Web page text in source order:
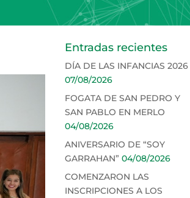
Entradas recientes
DÍA DE LAS INFANCIAS 2026
07/08/2026
FOGATA DE SAN PEDRO Y
SAN PABLO EN MERLO
04/08/2026
ANIVERSARIO DE “SOY
GARRAHAN” 04/08/2026
COMENZARON LAS
INSCRIPCIONES A LOS